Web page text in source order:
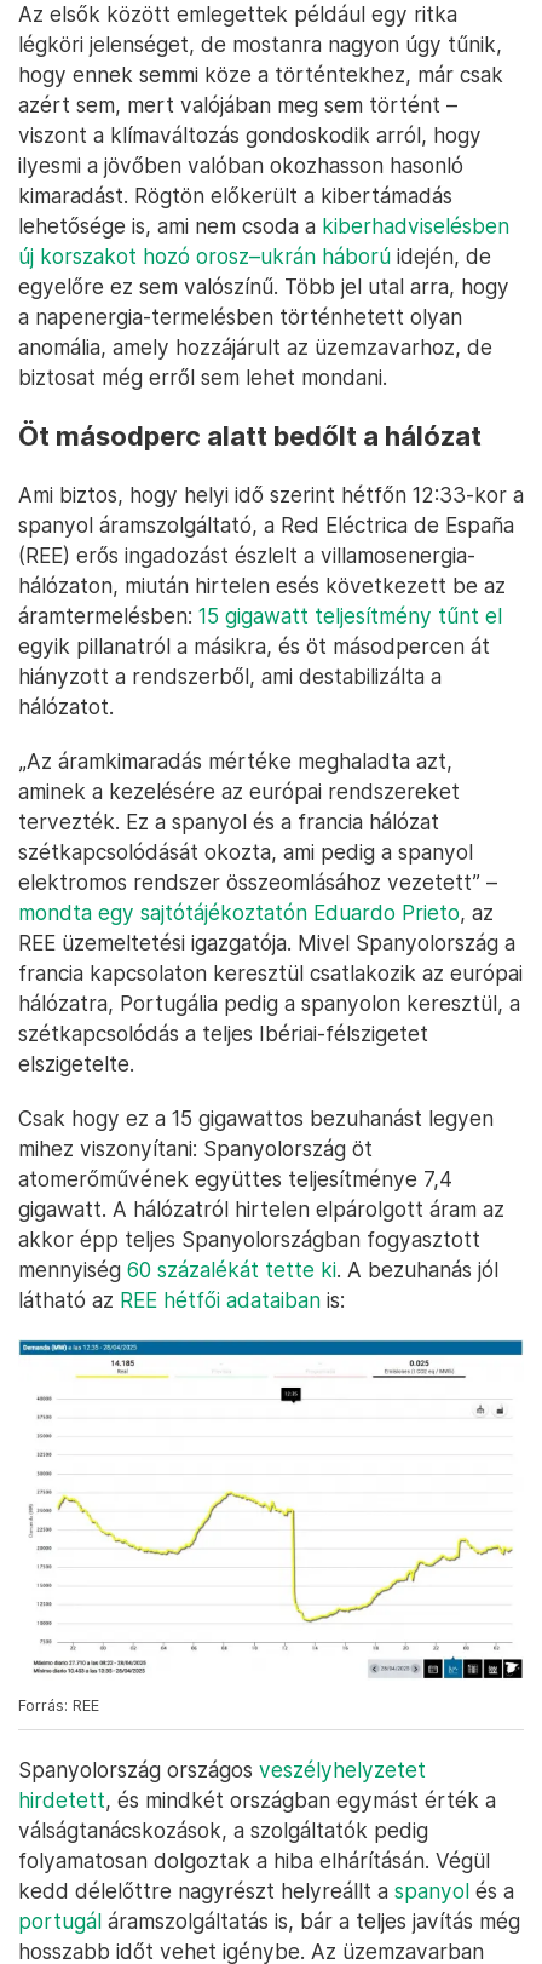
Az elsők között emlegettek például egy ritka
légköri jelenséget, de mostanra nagyon úgy tűnik,
hogy ennek semmi köze a történtekhez, már csak
azért sem, mert valójában meg sem történt –
viszont a klímaváltozás gondoskodik arról, hogy
ilyesmi a jövőben valóban okozhasson hasonló
kimaradást. Rögtön előkerült a kibertámadás
lehetősége is, ami nem csoda a kiberhadviselésben
új korszakot hozó orosz–ukrán háború idején, de
egyelőre ez sem valószínű. Több jel utal arra, hogy
a napenergia-termelésben történhetett olyan
anomália, amely hozzájárult az üzemzavarhoz, de
biztosat még erről sem lehet mondani.
Öt másodperc alatt bedőlt a hálózat
Ami biztos, hogy helyi idő szerint hétfőn 12:33-kor a
spanyol áramszolgáltató, a Red Eléctrica de España
(REE) erős ingadozást észlelt a villamosenergia-
hálózaton, miután hirtelen esés következett be az
áramtermelésben: 15 gigawatt teljesítmény tűnt el
egyik pillanatról a másikra, és öt másodpercen át
hiányzott a rendszerből, ami destabilizálta a
hálózatot.
„Az áramkimaradás mértéke meghaladta azt,
aminek a kezelésére az európai rendszereket
tervezték. Ez a spanyol és a francia hálózat
szétkapcsolódását okozta, ami pedig a spanyol
elektromos rendszer összeomlásához vezetett” –
mondta egy sajtótájékoztatón Eduardo Prieto, az
REE üzemeltetési igazgatója. Mivel Spanyolország a
francia kapcsolaton keresztül csatlakozik az európai
hálózatra, Portugália pedig a spanyolon keresztül, a
szétkapcsolódás a teljes Ibériai-félszigetet
elszigetelte.
Csak hogy ez a 15 gigawattos bezuhanást legyen
mihez viszonyítani: Spanyolország öt
atomerőművének együttes teljesítménye 7,4
gigawatt. A hálózatról hirtelen elpárolgott áram az
akkor épp teljes Spanyolországban fogyasztott
mennyiség 60 százalékát tette ki. A bezuhanás jól
látható az REE hétfői adataiban is:
Forrás: REE
Spanyolország országos veszélyhelyzetet
hirdetett, és mindkét országban egymást érték a
válságtanácskozások, a szolgáltatók pedig
folyamatosan dolgoztak a hiba elhárításán. Végül
kedd délelőttre nagyrészt helyreállt a spanyol és a
portugál áramszolgáltatás is, bár a teljes javítás még
hosszabb időt vehet igénybe. Az üzemzavarban